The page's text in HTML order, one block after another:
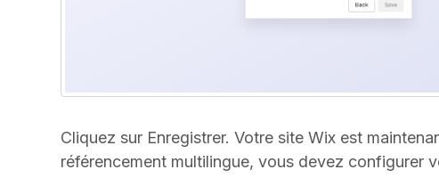
Cliquez sur Enregistrer. Votre site Wix est
référencement multilingue, vous devez configurer